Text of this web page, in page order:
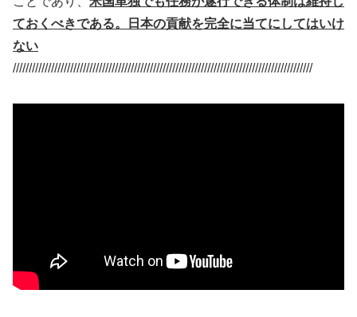
ておくべきである。日本の貢献を完全に当てにしてはいけ
ない
//////////////////////////////////////////////////////////////////////////////////////////////